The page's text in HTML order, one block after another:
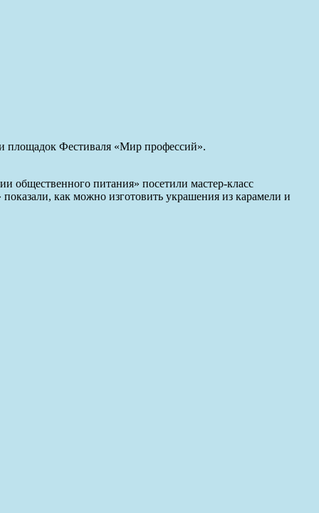
площадок Фестиваля «Мир профессий».
общественного питания» посетили мастер-класс
как можно изготовить украшения из карамели и